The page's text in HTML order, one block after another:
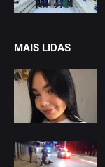
MAIS LIDAS